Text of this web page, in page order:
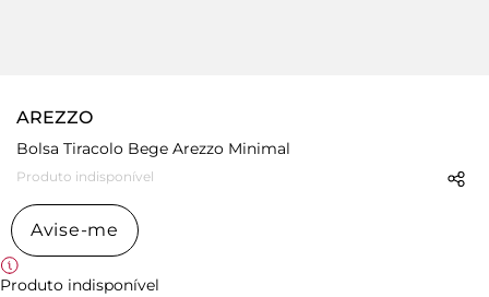
AREZZO
Bolsa Tiracolo Bege Arezzo Minimal
Produto indisponível
Avise-me
Produto indisponível